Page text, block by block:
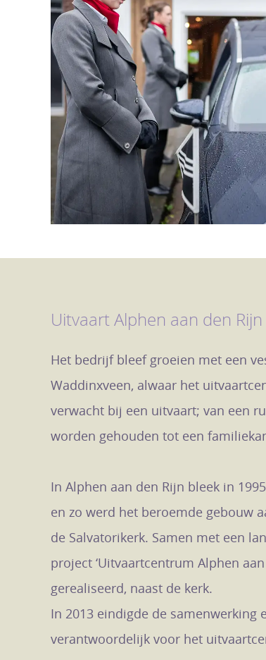
Uitvaart Alphen aan den Rijn
Het bedrijf bleef groeien met een
Waddinxveen, alwaar het
verwacht bij een uitvaart; van een
worden gehouden tot een
In Alphen aan den Rijn bleek in
en zo werd het beroemde gebouw
de Salvatorikerk. Samen met een
project ‘Uitvaartcentrum Alphen
gerealiseerd, naast de kerk.
In 2013 eindigde de samenwerking
verantwoordelijk voor het